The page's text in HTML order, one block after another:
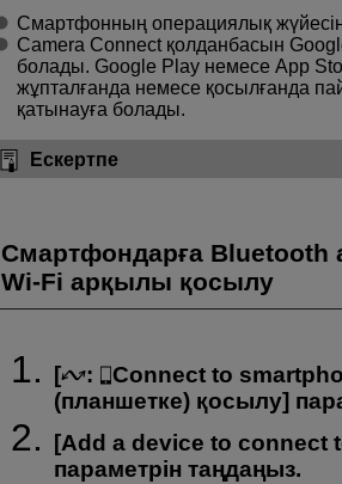
Смартфонның операциялық
Camera Connect қолданбасын
болады. Google Play немесе App
жұпталғанда немесе қосылғанда
қатынауға болады.
Ескертпе
Смартфондарға Bluetooth
Wi-Fi арқылы қосылу
[ : Connect to
(планшетке) қосылу]
[Add a device to connect
параметрін таңдаңыз.